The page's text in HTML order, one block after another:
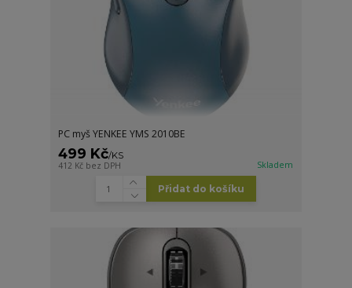
PC myš YENKEE YMS 2010BE
499 Kč/KS
412 Kč bez DPH Skladem
Přidat do košíku